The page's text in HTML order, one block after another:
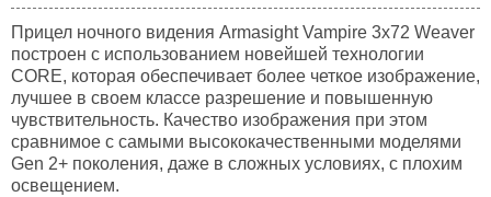
Прицел ночного видения Armasight Vampire 3x72 Weaver
построен с использованием новейшей технологии
CORE, которая обеспечивает более четкое изображение,
лучшее в своем классе разрешение и повышенную
чувствительность. Качество изображения при этом
сравнимое с самыми высококачественными моделями
Gen 2+ поколения, даже в сложных условиях, с плохим
освещением.